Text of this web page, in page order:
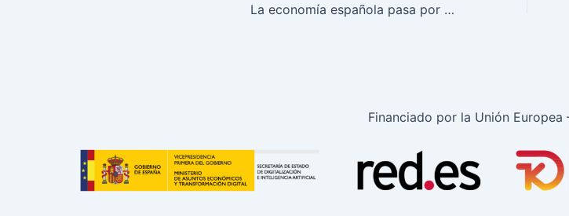
La economía española pasa por Roma
Financiado por la Unión Europea